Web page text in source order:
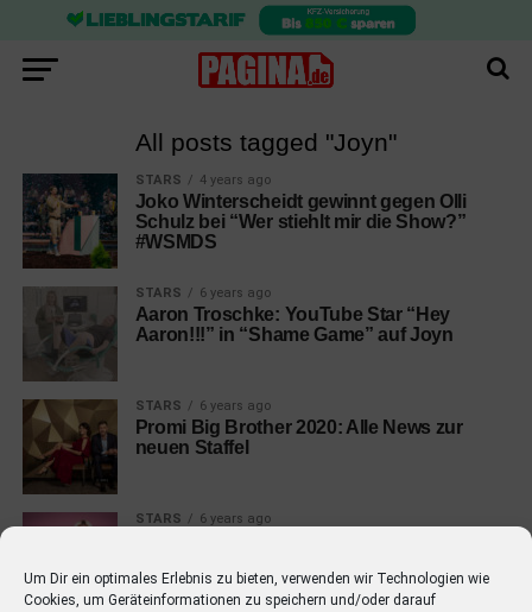
Um Dir ein optimales Erlebnis zu bieten, verwenden wir Technologien wie
Cookies, um Geräteinformationen zu speichern und/oder darauf
All posts tagged "Joyn"
STARS 4 years ago
Joko Winterscheidt gewinnt gegen Olli
Schulz bei “Wer stiehlt mir die Show?”
#WSMDS
STARS 6 years ago
Aaron Troschke: YouTube Star “Hey
Aaron!!!” in “Shame Game” auf Joyn
STARS 6 years ago
Promi Big Brother 2020: Alle News zur
neuen Staffel
STARS 6 years ago